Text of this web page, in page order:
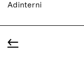
Adinterni
←